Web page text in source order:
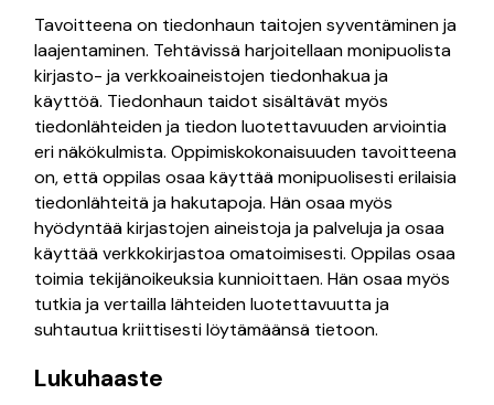
Tavoitteena on tiedonhaun taitojen syventäminen ja
laajentaminen. Tehtävissä harjoitellaan monipuolista
kirjasto- ja verkkoaineistojen tiedonhakua ja
käyttöä. Tiedonhaun taidot sisältävät myös
tiedonlähteiden ja tiedon luotettavuuden arviointia
eri näkökulmista. Oppimiskokonaisuuden tavoitteena
on, että oppilas osaa käyttää monipuolisesti erilaisia
tiedonlähteitä ja hakutapoja. Hän osaa myös
hyödyntää kirjastojen aineistoja ja palveluja ja osaa
käyttää verkkokirjastoa omatoimisesti. Oppilas osaa
toimia tekijänoikeuksia kunnioittaen. Hän osaa myös
tutkia ja vertailla lähteiden luotettavuutta ja
suhtautua kriittisesti löytämäänsä tietoon.
Lukuhaaste